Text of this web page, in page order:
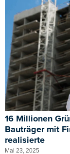
16 Millionen
Bauträger mit
realisierte
Mai 23, 2025